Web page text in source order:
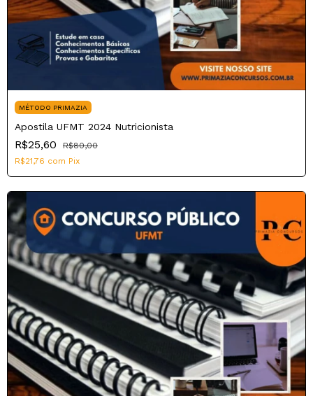
MÉTODO PRIMAZIA
Apostila UFMT 2024 Nutricionista
R$25,60
R$80,00
R$21,76 com Pix